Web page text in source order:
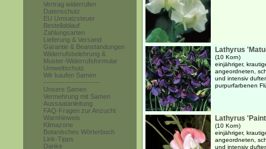
Vertrag widerrufen
Datenschutz
EU Umsatzsteuer
Bestellablauf
Zahlungsarten
Lieferung & Versand
Garantie & Beanstandungen
Widerrufsbelehrung &
Muster-Widerrufsformular
Umweltschutz
Wir kaufen Samen
------------------------
Unsere Samen
Vermehrung mit Samen
Aussaatanleitung
FAQ-Fragen zur Anzucht
Warnhinweis
Klimazone
Botanisches Wörterbuch
Link-Tipps
Danke
Lathyrus
(10 Korn)
einjähriger,
angeordneten,
und intensiv
purpurfarbenen
Lathyrus
(10 Korn)
einjähriger,
angeordneten,
und intensiv